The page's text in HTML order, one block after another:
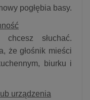
pogłębia basy.
chcesz słuchać.
że głośnik mieści
biurku i
urządzenia